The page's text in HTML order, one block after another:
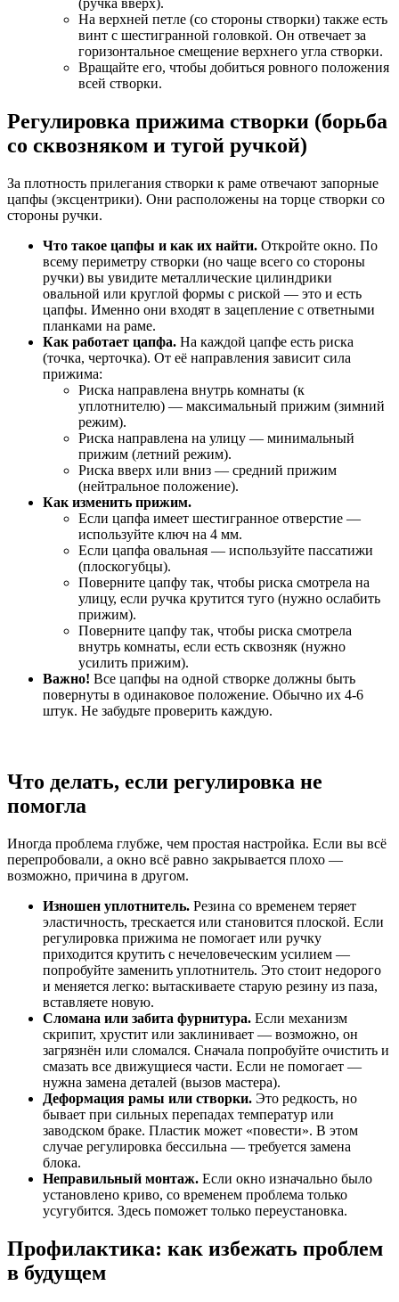
На верхней петле (со стороны створки) также есть
винт с шестигранной головкой. Он отвечает за
горизонтальное смещение верхнего угла створки.
Вращайте его, чтобы добиться ровного положения
всей створки.
Регулировка прижима створки (борьба
со сквозняком и тугой ручкой)
За плотность прилегания створки к раме отвечают запорные
цапфы (эксцентрики). Они расположены на торце створки со
стороны ручки.
Что такое цапфы и как их найти. Откройте окно. По
всему периметру створки (но чаще всего со стороны
ручки) вы увидите металлические цилиндрики
овальной или круглой формы с риской — это и есть
цапфы. Именно они входят в зацепление с ответными
планками на раме.
Как работает цапфа. На каждой цапфе есть риска
(точка, черточка). От её направления зависит сила
прижима:
Риска направлена внутрь комнаты (к
уплотнителю) — максимальный прижим (зимний
режим).
Риска направлена на улицу — минимальный
прижим (летний режим).
Риска вверх или вниз — средний прижим
(нейтральное положение).
Как изменить прижим.
Если цапфа имеет шестигранное отверстие —
используйте ключ на 4 мм.
Если цапфа овальная — используйте пассатижи
(плоскогубцы).
Поверните цапфу так, чтобы риска смотрела на
улицу, если ручка крутится туго (нужно ослабить
прижим).
Поверните цапфу так, чтобы риска смотрела
внутрь комнаты, если есть сквозняк (нужно
усилить прижим).
Важно! Все цапфы на одной створке должны быть
повернуты в одинаковое положение. Обычно их 4-6
штук. Не забудьте проверить каждую.
Что делать, если регулировка не
помогла
Иногда проблема глубже, чем простая настройка. Если вы всё
перепробовали, а окно всё равно закрывается плохо —
возможно, причина в другом.
Изношен уплотнитель. Резина со временем теряет
эластичность, трескается или становится плоской. Если
регулировка прижима не помогает или ручку
приходится крутить с нечеловеческим усилием —
попробуйте заменить уплотнитель. Это стоит недорого
и меняется легко: вытаскиваете старую резину из паза,
вставляете новую.
Сломана или забита фурнитура. Если механизм
скрипит, хрустит или заклинивает — возможно, он
загрязнён или сломался. Сначала попробуйте очистить и
смазать все движущиеся части. Если не помогает —
нужна замена деталей (вызов мастера).
Деформация рамы или створки. Это редкость, но
бывает при сильных перепадах температур или
заводском браке. Пластик может «повести». В этом
случае регулировка бессильна — требуется замена
блока.
Неправильный монтаж. Если окно изначально было
установлено криво, со временем проблема только
усугубится. Здесь поможет только переустановка.
Профилактика: как избежать проблем
в будущем